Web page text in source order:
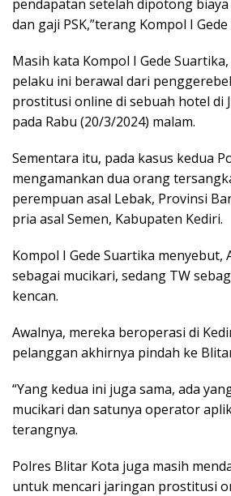
pendapatan setelah dipotong
dan gaji PSK,”terang Kompol I
Masih kata Kompol I Gede
pelaku ini berawal dari
prostitusi online di sebuah hotel di
pada Rabu (20/3/2024) malam.
Sementara itu, pada kasus kedua
mengamankan dua orang
perempuan asal Lebak, Provinsi
pria asal Semen, Kabupaten Kediri.
Kompol I Gede Suartika menyebut,
sebagai mucikari, sedang TW
kencan.
Awalnya, mereka beroperasi di
pelanggan akhirnya pindah ke
“Yang kedua ini juga sama, ada
mucikari dan satunya operator
terangnya.
Polres Blitar Kota juga masih
untuk mencari jaringan prostitusi